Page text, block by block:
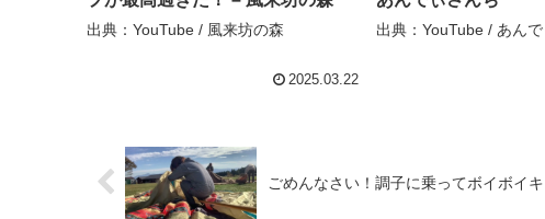
出典：YouTube / 風来坊の森
2025.03.22
出典：YouTube / あん
ごめんなさい！調子に乗ってボイボ